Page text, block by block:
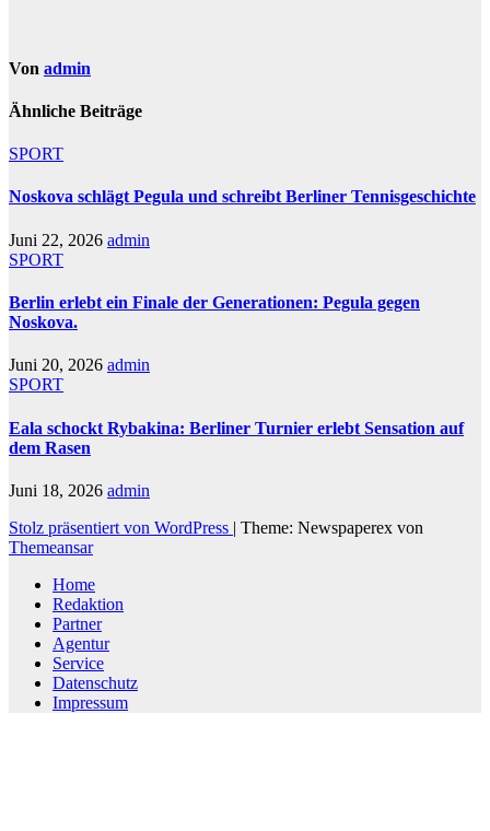
Von admin
Ähnliche Beiträge
SPORT
Noskova schlägt Pegula und schreibt Berliner Tennisgeschichte
Juni 22, 2026 admin
SPORT
Berlin erlebt ein Finale der Generationen: Pegula gegen
Noskova.
Juni 20, 2026 admin
SPORT
Eala schockt Rybakina: Berliner Turnier erlebt Sensation auf
dem Rasen
Juni 18, 2026 admin
Stolz präsentiert von WordPress | Theme: Newspaperex von
Themeansar
Home
Redaktion
Partner
Agentur
Service
Datenschutz
Impressum